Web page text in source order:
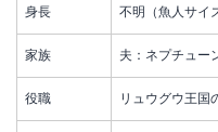
身長 不明（魚人サイ
家族 夫：ネプチュー
役職 リュウグウ王国